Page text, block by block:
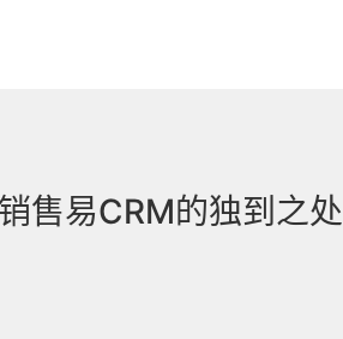
售易CRM的独到之处